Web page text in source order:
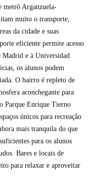
metrô Arganzuela-
muito o transporte,
da cidade e suas
eficiente permite acesso
Madrid e à Universidad
os alunos podem
O bairro é repleto de
aconchegante para
Parque Enrique Tierno
únicos para recreação
mais tranquila do que
para os alunos
Bares e locais de
para relaxar e aproveitar